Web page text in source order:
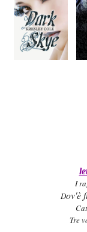
I
Dov'è
Tre